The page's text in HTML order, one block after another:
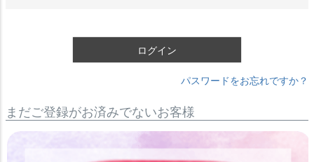
ログイン
パスワードをお忘れですか？
まだご登録がお済みでないお客様